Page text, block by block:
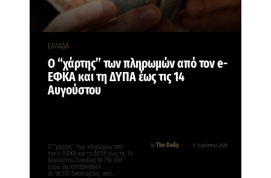
ΕΛΛΑΔΑ
Ο “χάρτης” των πληρωμών από τον e-
ΕΦΚΑ και τη ΔΥΠΑ έως τις 14
Αυγούστου
By The Daily 8 Αυγούστου, 2026
Ο “χάρτης” των πληρωμών από
τον e-ΕΦΚΑ και τη ΔΥΠΑ έως τις 14
Αυγούστου Συνολικά 56.756.000
ευρώ θα καταβληθούν
σε 58.370 δικαιούχους, από…